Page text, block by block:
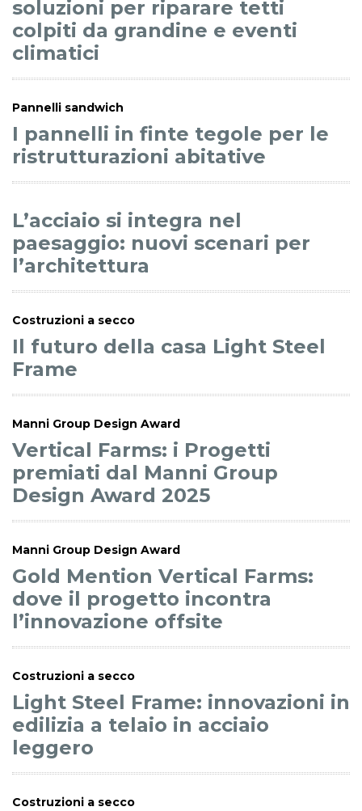
soluzioni per riparare tetti
colpiti da grandine e eventi
climatici
Pannelli sandwich
I pannelli in finte tegole per le
ristrutturazioni abitative
L’acciaio si integra nel
paesaggio: nuovi scenari per
l’architettura
Costruzioni a secco
Il futuro della casa Light Steel
Frame
Manni Group Design Award
Vertical Farms: i Progetti
premiati dal Manni Group
Design Award 2025
Manni Group Design Award
Gold Mention Vertical Farms:
dove il progetto incontra
l’innovazione offsite
Costruzioni a secco
Light Steel Frame: innovazioni in
edilizia a telaio in acciaio
leggero
Costruzioni a secco